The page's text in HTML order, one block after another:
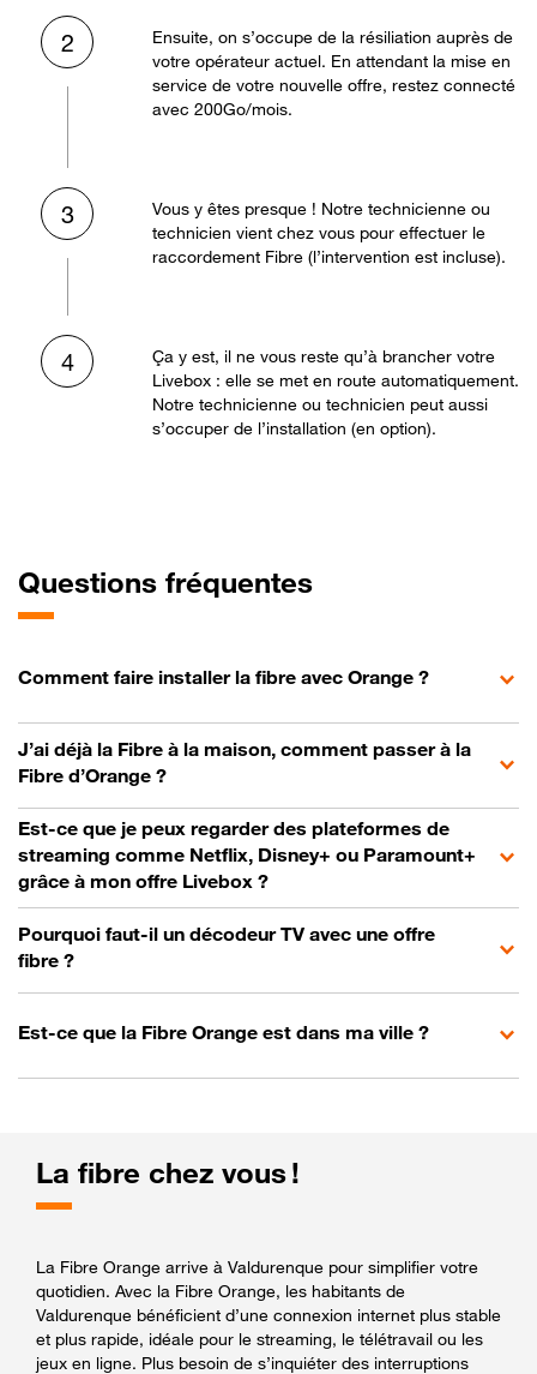
2
Ensuite, on s’occupe de la résiliation auprès de
votre opérateur actuel. En attendant la mise en
service de votre nouvelle offre, restez connecté
avec 200Go/mois.
3
Vous y êtes presque ! Notre technicienne ou
technicien vient chez vous pour effectuer le
raccordement Fibre (l’intervention est incluse).
4
Ça y est, il ne vous reste qu’à brancher votre
Livebox : elle se met en route automatiquement.
Notre technicienne ou technicien peut aussi
s’occuper de l’installation (en option).
Questions fréquentes
Comment faire installer la fibre avec Orange ?
J’ai déjà la Fibre à la maison, comment passer à la
Fibre d’Orange ?
Est-ce que je peux regarder des plateformes de
streaming comme Netflix, Disney+ ou Paramount+
grâce à mon offre Livebox ?
Pourquoi faut-il un décodeur TV avec une offre
fibre ?
Est-ce que la Fibre Orange est dans ma ville ?
La fibre chez vous !
La Fibre Orange arrive à Valdurenque pour simplifier votre
quotidien. Avec la Fibre Orange, les habitants de
Valdurenque bénéficient d’une connexion internet plus stable
et plus rapide, idéale pour le streaming, le télétravail ou les
jeux en ligne. Plus besoin de s’inquiéter des interruptions